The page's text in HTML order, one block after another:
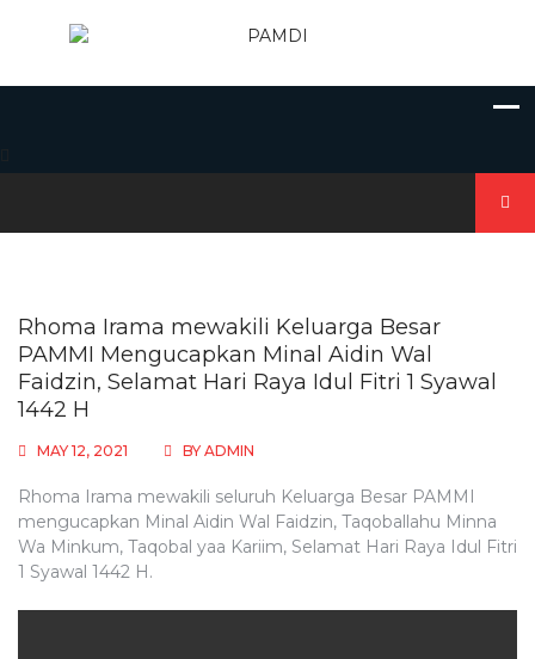
Rhoma Irama mewakili Keluarga Besar
PAMMI Mengucapkan Minal Aidin Wal
Faidzin, Selamat Hari Raya Idul Fitri 1 Syawal
1442 H
MAY 12, 2021 BY ADMIN
Rhoma Irama mewakili seluruh Keluarga Besar PAMMI
mengucapkan Minal Aidin Wal Faidzin, Taqoballahu Minna
Wa Minkum, Taqobal yaa Kariim, Selamat Hari Raya Idul Fitri
1 Syawal 1442 H.